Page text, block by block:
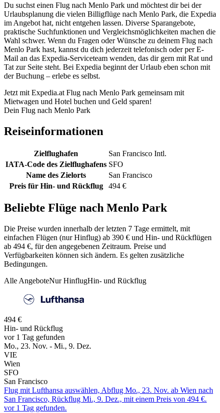
Du suchst einen Flug nach Menlo Park und möchtest dir bei der
Urlaubsplanung die vielen Billigflüge nach Menlo Park, die Expedia
im Angebot hat, nicht entgehen lassen. Diverse Sparangebote,
praktische Suchfunktionen und Vergleichsmöglichkeiten machen die
Wahl schwer. Wenn du Fragen oder Wünsche zu deinem Flug nach
Menlo Park hast, kannst du dich jederzeit telefonisch oder per E-
Mail an das Expedia-Serviceteam wenden, das dir gern mit Rat und
Tat zur Seite steht. Bei Expedia beginnt der Urlaub eben schon mit
der Buchung – erlebe es selbst.
Jetzt mit Expedia.at Flug nach Menlo Park gemeinsam mit
Mietwagen und Hotel buchen und Geld sparen!
Dein Flug nach Menlo Park
Reiseinformationen
Zielflughafen
San Francisco Intl.
IATA-Code des Zielflughafens SFO
Name des Zielorts
San Francisco
Preis für Hin- und Rückflug
494 €
Beliebte Flüge nach Menlo Park
Die Preise wurden innerhalb der letzten 7 Tage ermittelt, mit
einfachen Flügen (nur Hinflug) ab 390 € und Hin- und Rückflügen
ab 494 €, für den angegebenen Zeitraum. Preise und
Verfügbarkeiten können sich ändern. Es gelten zusätzliche
Bedingungen.
Alle AngeboteNur HinflugHin- und Rückflug
494 €
Hin- und Rückflug
vor 1 Tag gefunden
Mo., 23. Nov. - Mi., 9. Dez.
VIE
Wien
SFO
San Francisco
Flug mit Lufthansa auswählen, Abflug Mo., 23. Nov. ab Wien nach
San Francisco, Rückflug Mi., 9. Dez., mit einem Preis von 494 €.
vor 1 Tag gefunden.